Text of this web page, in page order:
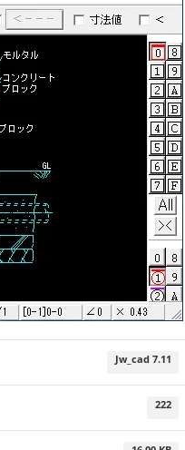
Jw_cad 7.11
222